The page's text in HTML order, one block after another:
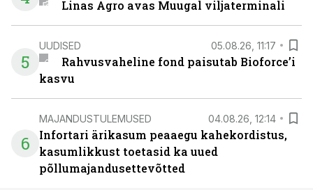
Linas Agro avas Muugal viljaterminali
5
UUDISED 05.08.26, 11:17
Rahvusvaheline fond paisutab Bioforce’i
kasvu
6
MAJANDUSTULEMUSED 04.08.26, 12:14
Infortari ärikasum peaaegu kahekordistus,
kasumlikkust toetasid ka uued
põllumajandusettevõtted